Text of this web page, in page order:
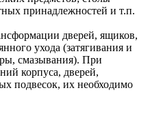
принадлежностей и т.п.
дверей, ящиков,
ухода (затягивания и
смазывания). При
корпуса, дверей,
подвесок, их необходимо